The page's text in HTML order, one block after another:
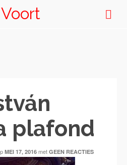
plafond
MEI 17, 2016 met GEEN REACTIES